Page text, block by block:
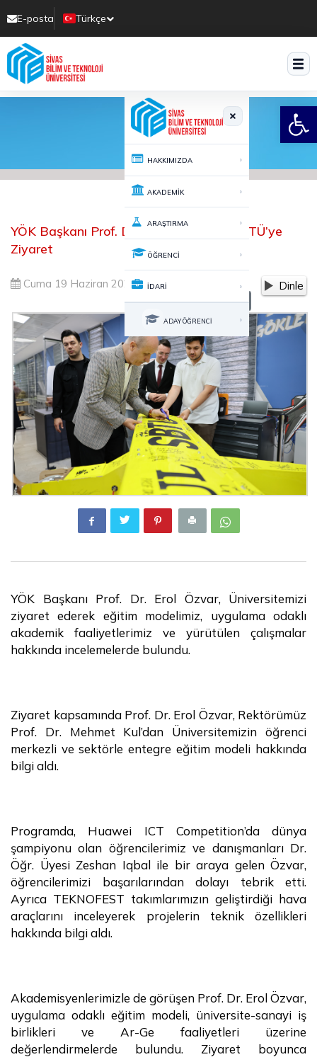
E-posta
Türkçe
Translate
HAKKIMIZDA ›
AKADEMİK ›
ARAŞTIRMA ›
ÖĞRENCİ ›
İDARİ ›
ADAY ÖĞRENCİ ›
YÖK Başkanı Prof. Dr. Erol Özvar’dan SBTÜ’ye
Ziyaret
Cuma 19 Haziran 2026 15:05 Dinle
A A
YÖK Başkanı Prof. Dr. Erol Özvar, Üniversitemizi
ziyaret ederek eğitim modelimiz, uygulama odaklı
akademik faaliyetlerimiz ve yürütülen çalışmalar
hakkında incelemelerde bulundu.
Ziyaret kapsamında Prof. Dr. Erol Özvar, Rektörümüz
Prof. Dr. Mehmet Kul’dan Üniversitemizin öğrenci
merkezli ve sektörle entegre eğitim modeli hakkında
bilgi aldı.
Programda, Huawei ICT Competition’da dünya
şampiyonu olan öğrencilerimiz ve danışmanları Dr.
Öğr. Üyesi Zeshan Iqbal ile bir araya gelen Özvar,
öğrencilerimizi başarılarından dolayı tebrik etti.
Ayrıca TEKNOFEST takımlarımızın geliştirdiği hava
araçlarını inceleyerek projelerin teknik özellikleri
hakkında bilgi aldı.
Akademisyenlerimizle de görüşen Prof. Dr. Erol Özvar,
uygulama odaklı eğitim modeli, üniversite-sanayi iş
birlikleri ve Ar-Ge faaliyetleri üzerine
değerlendirmelerde bulundu. Ziyaret boyunca